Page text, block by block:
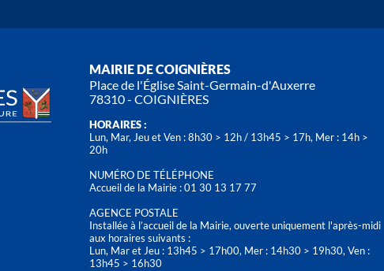
MAIRIE DE COIGNIÈRES
Place de l'Église Saint-Germain-d'Auxerre
78310 - COIGNIÈRES
HORAIRES :
Lun, Mar, Jeu et Ven : 8h30 > 12h / 13h45 > 17h, Mer : 14h >
20h
NUMÉRO DE TÉLÉPHONE
Accueil de la Mairie : 01 30 13 17 77
AGENCE POSTALE
Installée à l’accueil de la Mairie, ouverte uniquement l'après-midi
aux horaires suivants :
Lun, Mar et Jeu : 13h45 > 17h00, Mer : 14h30 > 19h30, Ven :
13h45 > 16h30